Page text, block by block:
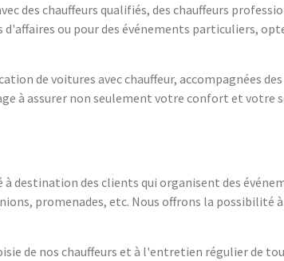
des chauffeurs qualifiés, des chauffeurs
d'affaires ou pour des événements particuliers,
de voitures avec chauffeur, accompagnées des
à assurer non seulement votre confort et votre
à destination des clients qui organisent des
promenades, etc. Nous offrons la possibilité
de nos chauffeurs et à l'entretien régulier de